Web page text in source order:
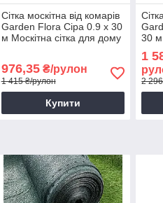
Сітка москітна від комарів
Garden Flora Сіра 0.9 х 30
м Москітна сітка для дому
976,35₴/рулон
1 415 ₴/рулон
Купити
30 м
1
2